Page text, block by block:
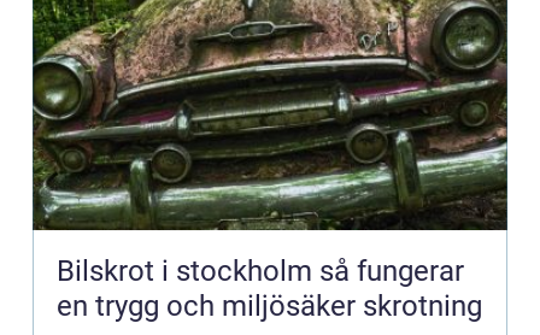
Bilskrot i stockholm så fungerar
en trygg och miljösäker skrotning